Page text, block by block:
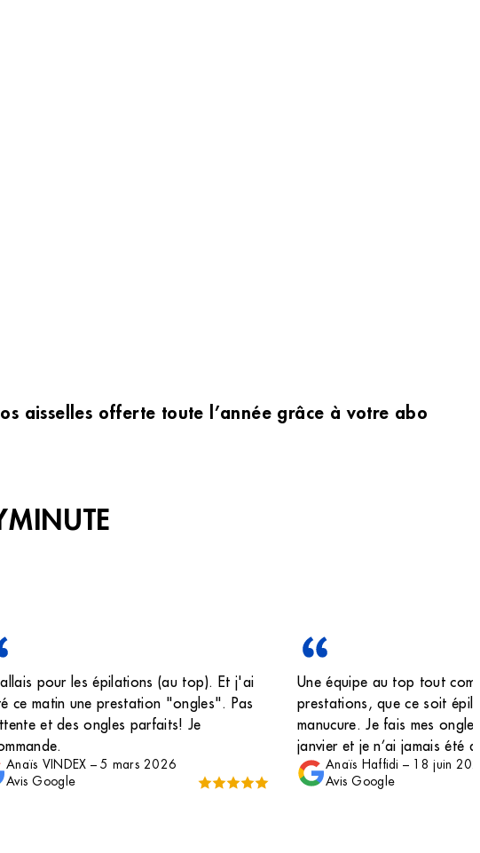
aisselles offerte toute l’année grâce à votre
pour les épilations (au top). Et j'ai
ce matin une prestation "ongles". Pas
et des ongles parfaits! Je
Anaïs VINDEX –5 mars 2026
Avis Google
Une équipe au top tout
prestations, que ce soit
manucure. Je fais mes
janvier et je n’ai jamais été
repousse impeccable
sur la photo. Merci à
Anaïs Haffidi – 18 juin
Avis Google